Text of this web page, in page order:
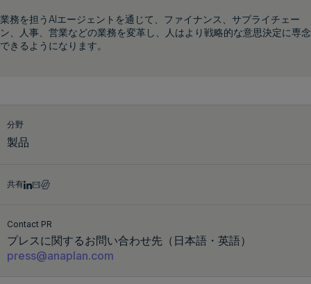
業務を担うAIエージェントを通じて、ファイナンス、サプライチェー
ン、人事、営業などの業務を変革し、人はより戦略的な意思決定に専念
できるようになります。
分野
製品
共有
Contact PR
プレスに関するお問い合わせ先（日本語・英語）
press@anaplan.com